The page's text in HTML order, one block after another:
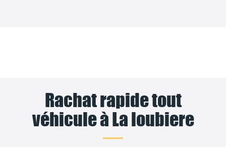
Rachat rapide tout
véhicule à La loubiere